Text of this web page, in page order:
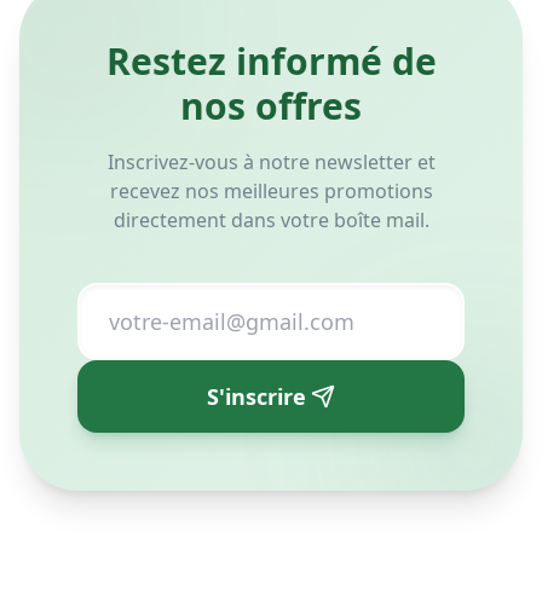
Restez informé de
Inscrivez-vous à notre newsletter et
recevez nos meilleures promotions
S'inscrire